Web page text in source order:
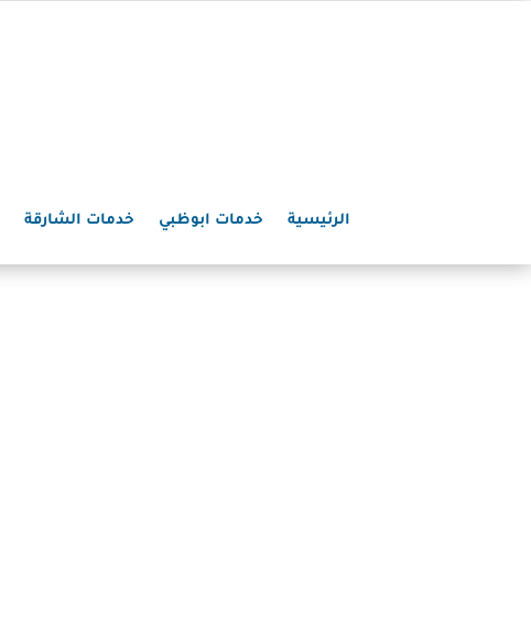
الرئيسية خدمات ابوظبي خدمات الشارقة